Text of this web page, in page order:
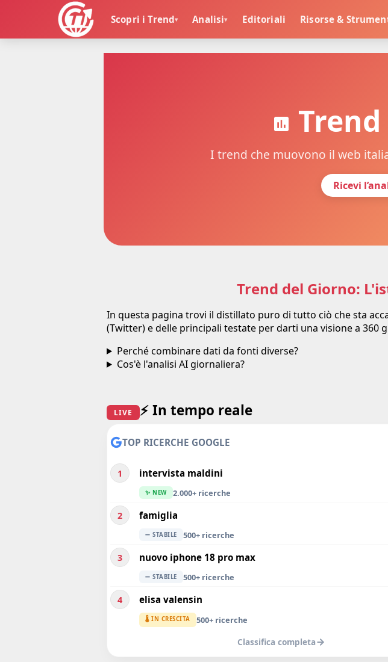
Scopri i Trend▾ Analisi▾ Editoriali Risorse &
I trend che muovono il web
Ricevi
Trend del Giorno:
In questa pagina trovi il distillato puro di tutto ciò che sta
(Twitter) e delle principali testate per darti una visione a 360
Perché combinare dati da fonti diverse?
Cos'è l'analisi AI giornaliera?
LIVE ⚡ In tempo reale
TOP RICERCHE GOOGLE
1 intervista maldini
✨ NEW 2.000+ ricerche
2 famiglia
➖ STABILE 500+ ricerche
3 nuovo iphone 18 pro max
➖ STABILE 500+ ricerche
4 elisa valensin
🌡️ IN CRESCITA 500+ ricerche
Classifica completa